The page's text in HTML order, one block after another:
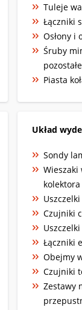
Tuleje
Łączniki
Osłony i
Śruby
Piasta
Układ
Sondy
kolektora
Czujniki
Łączniki
Obejmy
Czujniki
Zestawy